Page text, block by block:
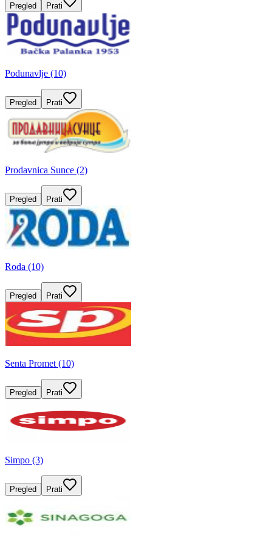
Pregled Prati
Podunavlje (10)
Pregled Prati
Prodavnica Sunce (2)
Pregled Prati
Roda (10)
Pregled Prati
Senta Promet (10)
Pregled Prati
Simpo (3)
Pregled Prati